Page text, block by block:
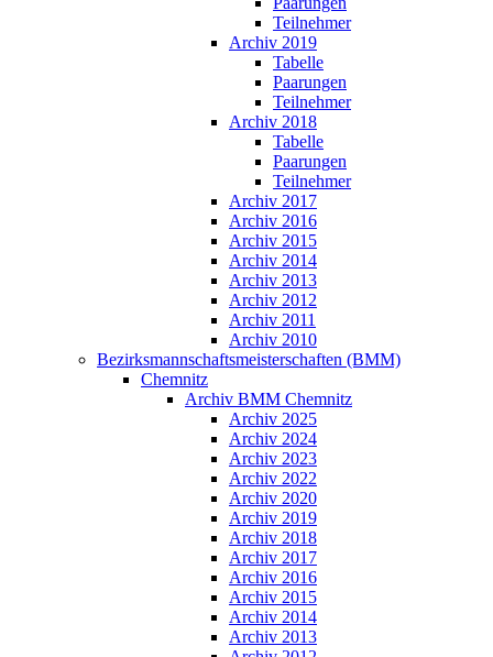
Teilnehmer
Archiv 2019
Tabelle
Paarungen
Teilnehmer
Archiv 2018
Tabelle
Paarungen
Teilnehmer
Archiv 2017
Archiv 2016
Archiv 2015
Archiv 2014
Archiv 2013
Archiv 2012
Archiv 2011
Archiv 2010
Bezirksmannschaftsmeisterschaften (BMM)
Chemnitz
Archiv BMM Chemnitz
Archiv 2025
Archiv 2024
Archiv 2023
Archiv 2022
Archiv 2020
Archiv 2019
Archiv 2018
Archiv 2017
Archiv 2016
Archiv 2015
Archiv 2014
Archiv 2013